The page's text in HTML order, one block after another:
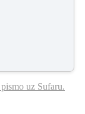
uz Sufaru.